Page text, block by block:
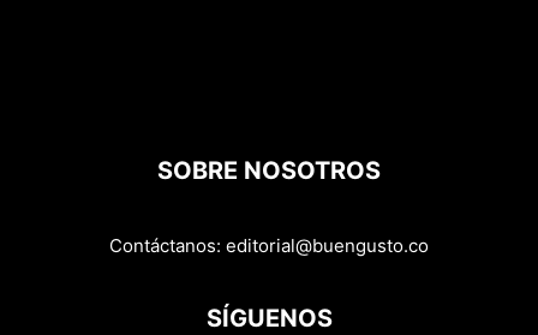
SOBRE NOSOTROS
Contáctanos: editorial@buengusto.co
SÍGUENOS